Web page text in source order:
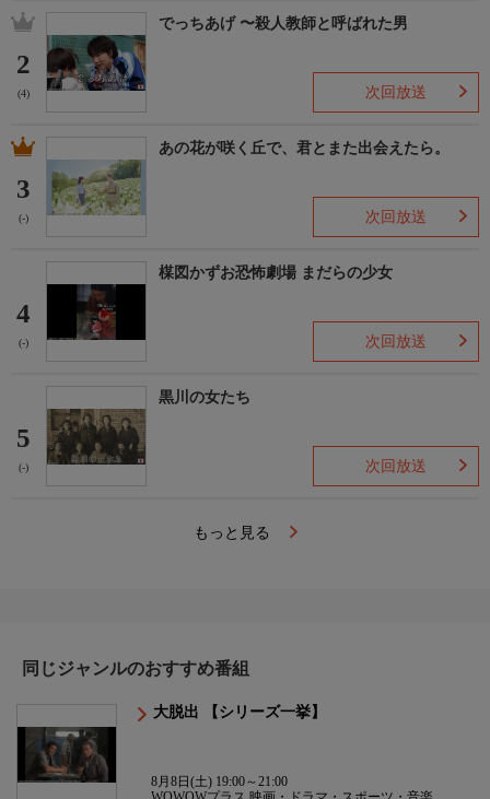
2
(4)
でっちあげ 〜殺人教師と呼ばれた男
次回放送
3
(-)
あの花が咲く丘で、君とまた出会えたら。
次回放送
4
(-)
楳図かずお恐怖劇場 まだらの少女
次回放送
5
(-)
黒川の女たち
次回放送
もっと見る
同じジャンルのおすすめ番組
大脱出 【シリーズ一挙】
8月8日(土) 19:00～21:00